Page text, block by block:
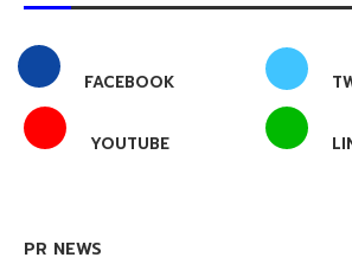
FACEBOOK
YOUTUBE
PR NEWS